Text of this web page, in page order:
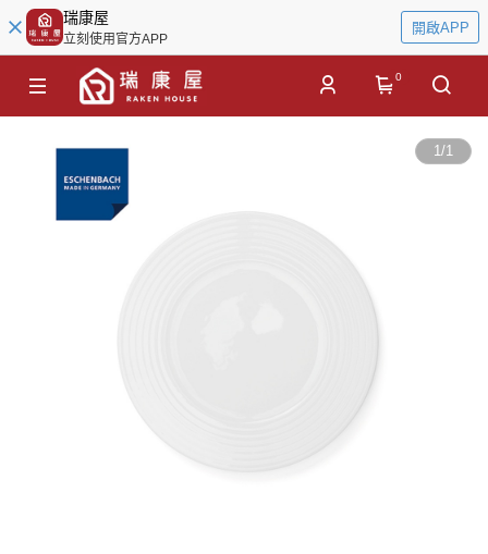
瑞康屋
立刻使用官方APP
開啟APP
0
1/1